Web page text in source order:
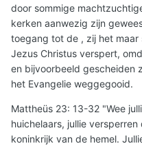
door sommige
kerken aanwezig zijn
toegang tot de , zij het
Jezus Christus verspert,
en bijvoorbeeld gescheiden
het Evangelie weggegooid.
Mattheüs 23: 13-32 "Wee
huichelaars, jullie
koninkrijk van de hemel.